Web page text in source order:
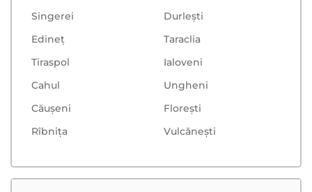
Singerei
Durlești
Edineț
Taraclia
Tiraspol
Ialoveni
Cahul
Ungheni
Căușeni
Floreşti
Rîbnița
Vulcăneşti